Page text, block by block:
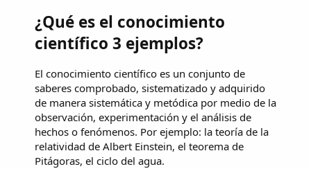
¿Qué es el conocimiento
científico 3 ejemplos?
El conocimiento científico es un conjunto de
saberes comprobado, sistematizado y adquirido
de manera sistemática y metódica por medio de la
observación, experimentación y el análisis de
hechos o fenómenos. Por ejemplo: la teoría de la
relatividad de Albert Einstein, el teorema de
Pitágoras, el ciclo del agua.